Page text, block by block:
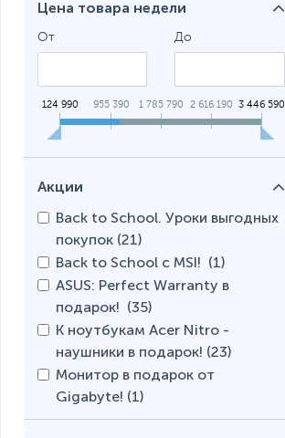
Цена товара недели
От До
124 990 955 390 1 785 790 2 616 190 3 446 590
Акции
Back to School. Уроки выгодных
покупок (21)
Back to School с MSI! (1)
ASUS: Perfect Warranty в
подарок! (35)
К ноутбукам Acer Nitro -
наушники в подарок! (23)
Монитор в подарок от
Gigabyte! (1)